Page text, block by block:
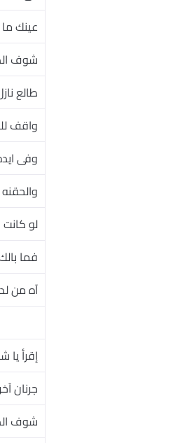
عينك
شوف
طالع
واقف
وفى
لو
فما
آه من
إقرأ
جرنان
شوف